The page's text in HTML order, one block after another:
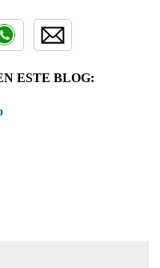
ESTE BLOG: